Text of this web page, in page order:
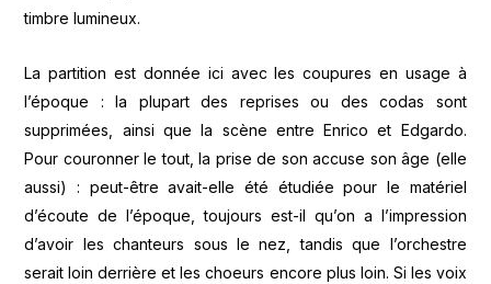
timbre lumineux.
La partition est donnée ici avec les coupures en usage à
l’époque : la plupart des reprises ou des codas sont
supprimées, ainsi que la scène entre Enrico et Edgardo.
Pour couronner le tout, la prise de son accuse son âge (elle
aussi) : peut-être avait-elle été étudiée pour le matériel
d’écoute de l’époque, toujours est-il qu’on a l’impression
d’avoir les chanteurs sous le nez, tandis que l’orchestre
serait loin derrière et les choeurs encore plus loin. Si les voix